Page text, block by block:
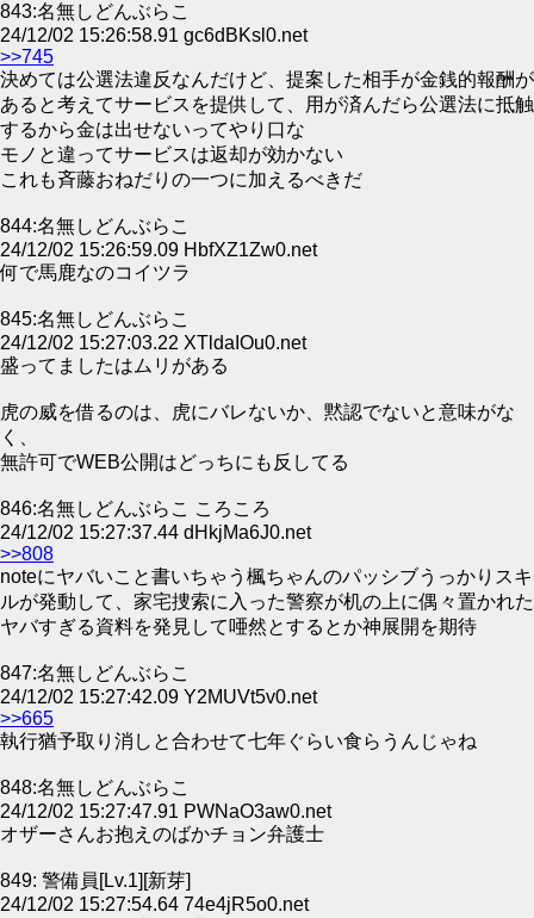
843:名無しどんぶらこ
24/12/02 15:26:58.91 gc6dBKsl0.net
>>745
決めては公選法違反なんだけど、提案した相手が金銭的報酬が
あると考えてサービスを提供して、用が済んだら公選法に抵触
するから金は出せないってやり口な
モノと違ってサービスは返却が効かない
これも斉藤おねだりの一つに加えるべきだ
844:名無しどんぶらこ
24/12/02 15:26:59.09 HbfXZ1Zw0.net
何で馬鹿なのコイツラ
845:名無しどんぶらこ
24/12/02 15:27:03.22 XTldaIOu0.net
盛ってましたはムリがある
虎の威を借るのは、虎にバレないか、黙認でないと意味がな
く、
無許可でWEB公開はどっちにも反してる
846:名無しどんぶらこ ころころ
24/12/02 15:27:37.44 dHkjMa6J0.net
>>808
noteにヤバいこと書いちゃう楓ちゃんのパッシブうっかりスキ
ルが発動して、家宅捜索に入った警察が机の上に偶々置かれた
ヤバすぎる資料を発見して唖然とするとか神展開を期待
847:名無しどんぶらこ
24/12/02 15:27:42.09 Y2MUVt5v0.net
>>665
執行猶予取り消しと合わせて七年ぐらい食らうんじゃね
848:名無しどんぶらこ
24/12/02 15:27:47.91 PWNaO3aw0.net
オザーさんお抱えのばかチョン弁護士
849: 警備員[Lv.1][新芽]
24/12/02 15:27:54.64 74e4jR5o0.net